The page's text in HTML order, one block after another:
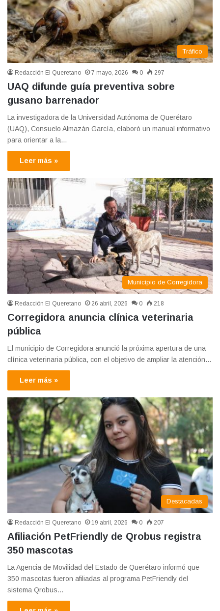
Tráfico
Redacción El Queretano 7 mayo, 2026 0 297
UAQ difunde guía preventiva sobre
gusano barrenador
La investigadora de la Universidad Autónoma de Querétaro
(UAQ), Consuelo Almazán García, elaboró un manual informativo
para orientar a la…
Leer más »
Municipio de Corregidora
Redacción El Queretano 26 abril, 2026 0 218
Corregidora anuncia clínica veterinaria
pública
El municipio de Corregidora anunció la próxima apertura de una
clínica veterinaria pública, con el objetivo de ampliar la atención…
Leer más »
Destacadas
Redacción El Queretano 19 abril, 2026 0 207
Afiliación PetFriendly de Qrobus registra
350 mascotas
La Agencia de Movilidad del Estado de Querétaro informó que
350 mascotas fueron afiliadas al programa PetFriendly del
sistema Qrobus…